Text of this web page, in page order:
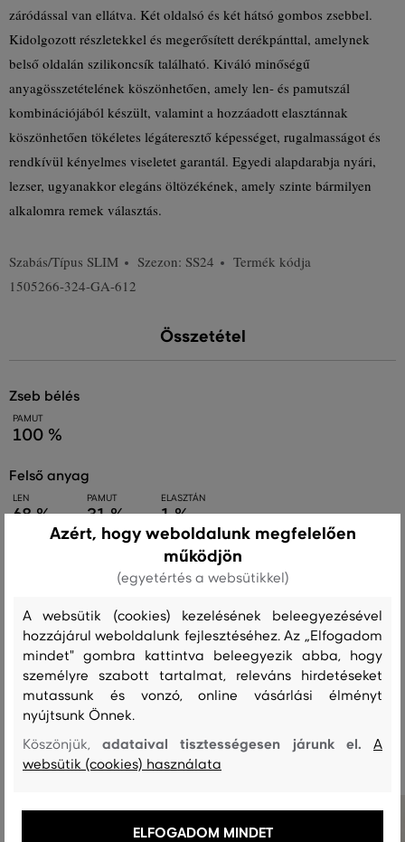
záródással van ellátva. Két oldalsó és két hátsó gombos zsebbel.
Kidolgozott részletekkel és megerősített derékpánttal, amelynek
belső oldalán szilikoncsík található. Kiváló minőségű
anyagösszetételének köszönhetően, amely len- és pamutszál
kombinációjából készült, valamint a hozzáadott elasztánnak
köszönhetően tökéletes légáteresztő képességet, rugalmasságot és
rendkívül kényelmes viseletet garantál. Egyedi alapdarabja nyári,
lezser, ugyanakkor elegáns öltözékének, amely szinte bármilyen
alkalomra remek választás.
Szabás/Típus SLIM Szezon: SS24
Termék kódja
1505266-324-GA-612
Összetétel
zseb bélés
PAMUT
100 %
felső anyag
LEN
68 %
PAMUT
31 %
ELASZTÁN
1 %
Kezelési útmutató
MOSÁS FEHÉRÍTÉS SZÁRÍTÁS VASALÁS TISZTÍTÁS
Ajánlott termékek
Azért, hogy weboldalunk megfelelően
működjön
(egyetértés a websütikkel)
A websütik (cookies) kezelésének beleegyezésével
hozzájárul weboldalunk fejlesztéséhez. Az „Elfogadom
mindet" gombra kattintva beleegyezik abba, hogy
személyre szabott tartalmat, releváns hirdetéseket
mutassunk és vonzó, online vásárlási élményt
nyújtsunk Önnek.
Köszönjük,adataival tisztességesen járunk el.A
websütik (cookies) használata
ELFOGADOM MINDET